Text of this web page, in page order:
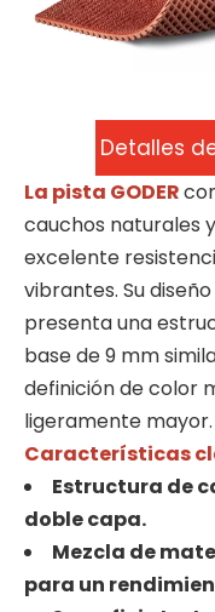
Detalles
La pista GODER
cauchos naturales
excelente
vibrantes. Su
presenta una
base de 9 mm
definición de color
ligeramente mayor.
Características
Estructura de
doble capa.
Mezcla de
para un